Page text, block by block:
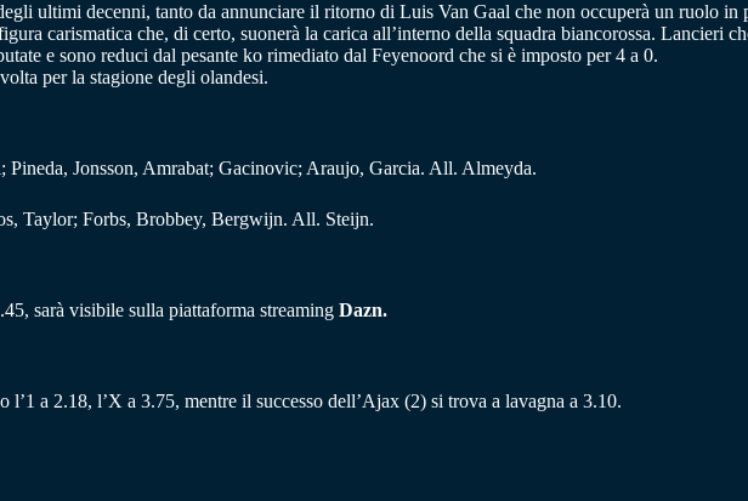
ultimi decenni, tanto da annunciare il ritorno di Luis Van Gaal che non occuperà un ruolo in
carismatica che, di certo, suonerà la carica all’interno della squadra biancorossa. Lancieri
e sono reduci dal pesante ko rimediato dal Feyenoord che si è imposto per 4 a 0.
per la stagione degli olandesi.
Jonsson, Amrabat; Gacinovic; Araujo, Garcia. All. Almeyda.
Taylor; Forbs, Brobbey, Bergwijn. All. Steijn.
sarà visibile sulla piattaforma streaming Dazn.
l’1 a 2.18, l’X a 3.75, mentre il successo dell’Ajax (2) si trova a lavagna a 3.10.